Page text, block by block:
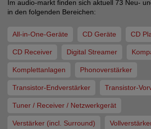
Im audio-markt finden sich aktuell 73 Neu-
in den folgenden Bereichen:
All-in-One-Geräte CD Geräte CD
CD Receiver Digital Streamer
Komplettanlagen Phonoverstärker
Transistor-Endverstärker Transistor-
Tuner / Receiver / Netzwerkgerät
Verstärker (incl. Surround)